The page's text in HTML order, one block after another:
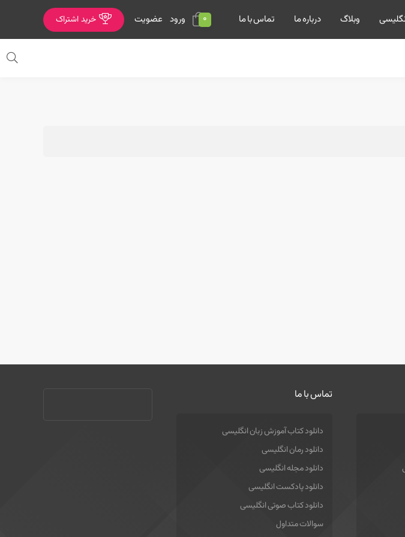
وبلاگ درباره ما تماس با ما 0 ورود عضویت خرید اشتراک
تماس با ما
دانلود کتاب آموزش زبان انگلیسی
دانلود رمان انگلیسی
دانلود مجله انگلیسی
دانلود پادکست انگلیسی
دانلود کتاب صوتی انگلیسی
سوالات متداول